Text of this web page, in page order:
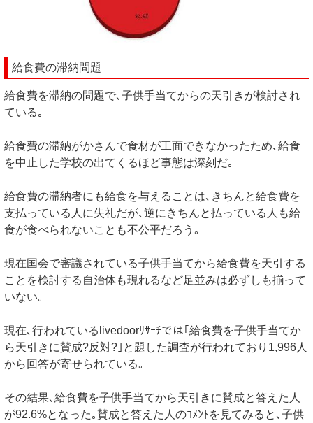
給食費の滞納問題
給食費を滞納の問題で､子供手当てからの天引きが検討され
ている｡
給食費の滞納がかさんで食材が工面できなかったため､給食
を中止した学校の出てくるほど事態は深刻だ｡
給食費の滞納者にも給食を与えることは､きちんと給食費を
支払っている人に失礼だが､逆にきちんと払っている人も給
食が食べられないことも不公平だろう｡
現在国会で審議されている子供手当てから給食費を天引する
ことを検討する自治体も現れるなど足並みは必ずしも揃って
いない｡
現在､行われているlivedoorﾘｻｰﾁでは｢給食費を子供手当てか
ら天引きに賛成?反対?｣と題した調査が行われており1,996人
から回答が寄せられている｡
その結果､給食費を子供手当てから天引きに賛成と答えた人
が92.6%となった｡賛成と答えた人のｺﾒﾝﾄを見てみると､子供